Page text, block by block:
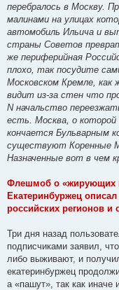
перебралось в Москву.
малинами на улицах
автомобиль Ильича и
страны Советов
же периферийная
плохо, так посудите
Московском Кремле,
видит из-за стен что
N начальство
есть. Москва, о
кончается Бульварным
существуют Коренные
Назначенные вот в чем
Флешмоб о «жирующих
Екатеринбуржец описал
российских регионов
Три дня назад
подписчиками заявил,
либо выживают, и
екатеринбуржец
а «пашут», так как иначе